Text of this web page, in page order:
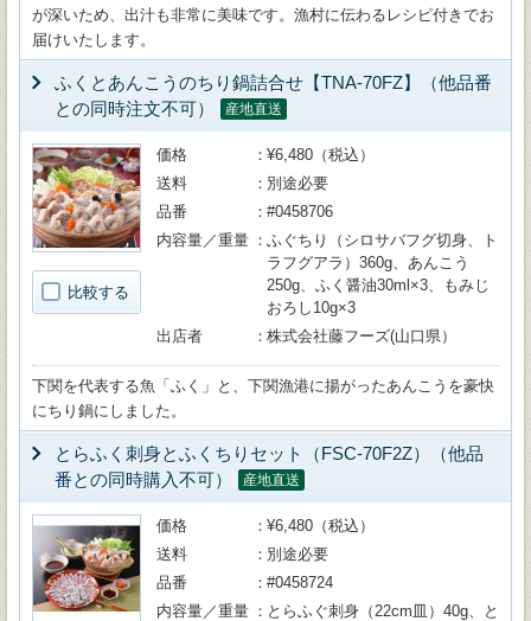
が深いため、出汁も非常に美味です。漁村に伝わるレシピ付きでお
届けいたします。
ふくとあんこうのちり鍋詰合せ【TNA-70FZ】（他品番
との同時注文不可）
産地直送
比較する
価格
¥6,480（税込）
送料
別途必要
品番
#0458706
内容量／重量
ふぐちり（シロサバフグ切身、ト
ラフグアラ）360g、あんこう
250g、ふく醤油30ml×3、もみじ
おろし10g×3
出店者
株式会社藤フーズ(山口県）
下関を代表する魚「ふく」と、下関漁港に揚がったあんこうを豪快
にちり鍋にしました。
とらふく刺身とふくちりセット（FSC-70F2Z）（他品
番との同時購入不可）
産地直送
価格
¥6,480（税込）
送料
別途必要
品番
#0458724
内容量／重量
とらふぐ刺身（22cm皿）40g、と